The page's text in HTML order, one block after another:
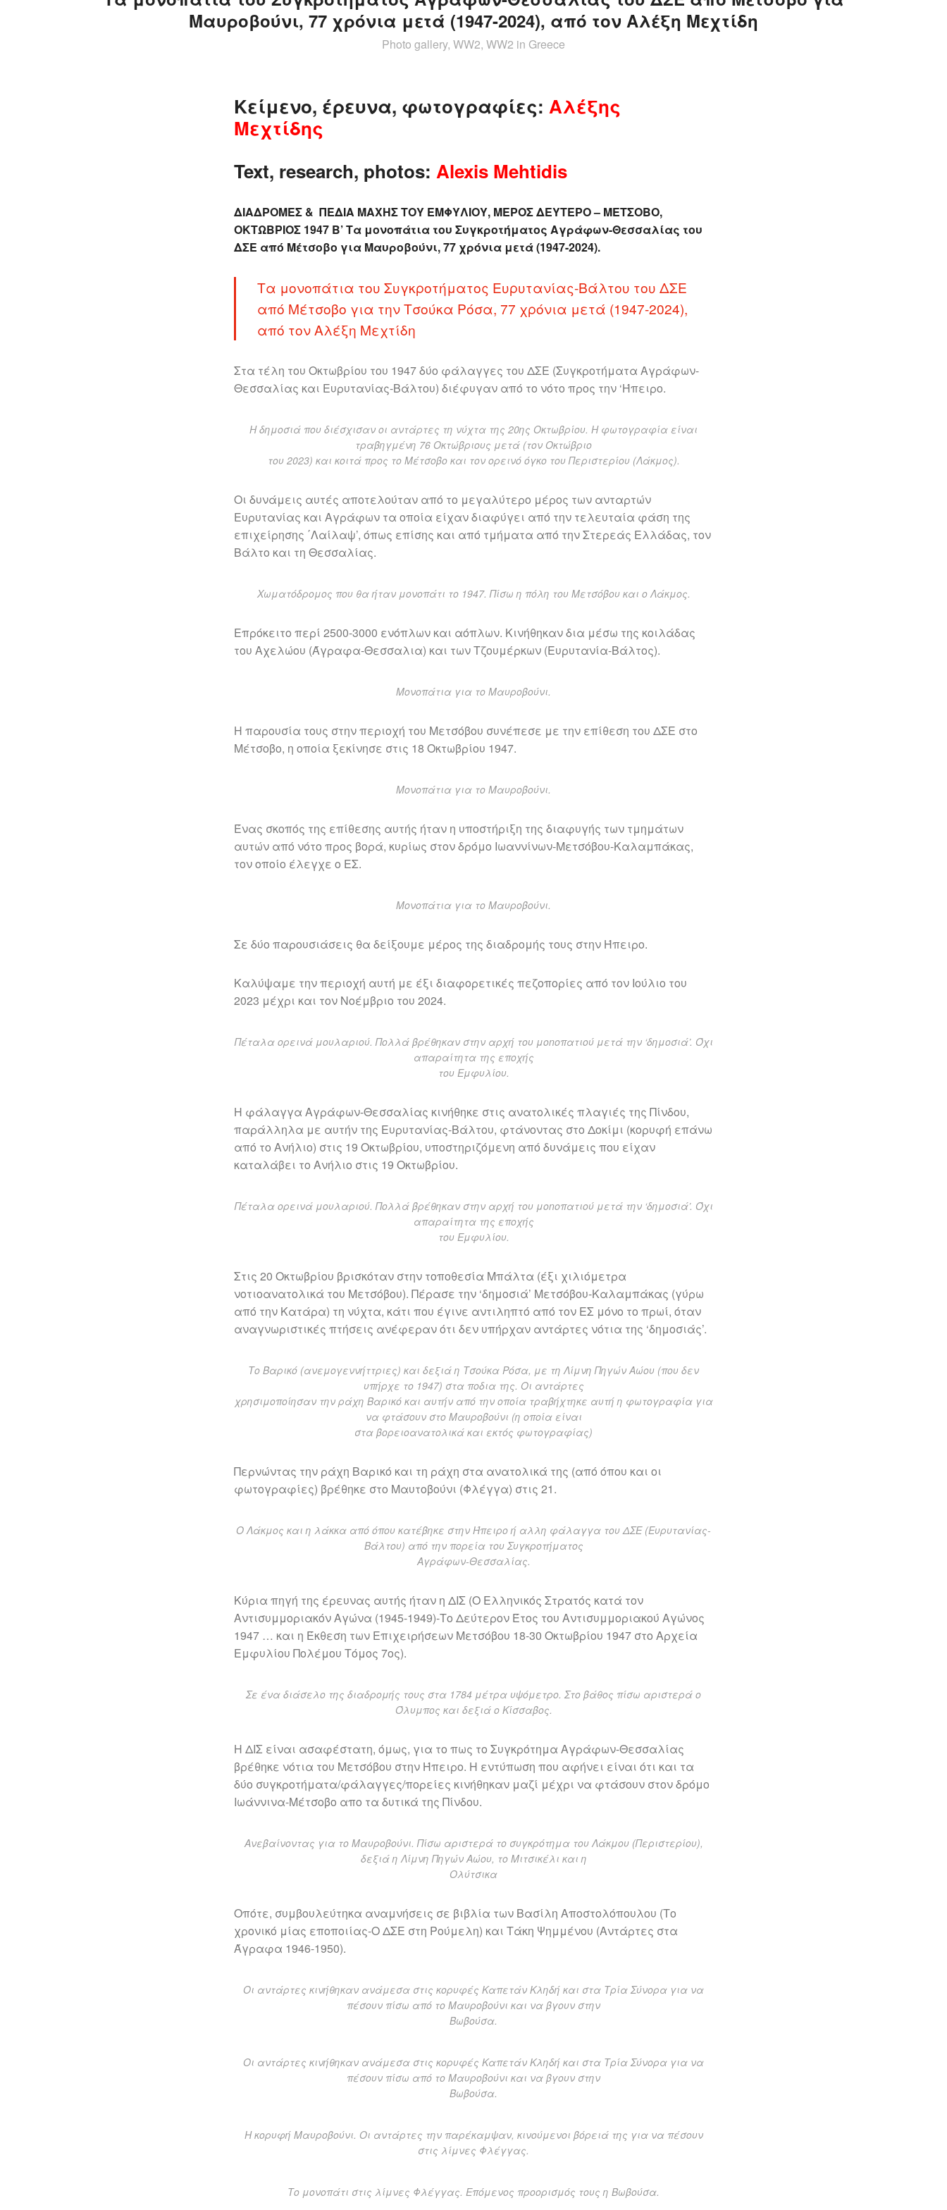
AIRCRAFT,
Μαυροβούνι, 77 χρόνια μετά (1947-2024), από τον Αλέξη Μεχτίδη
Photo gallery, WW2, WW2 in Greece
Κείμενο, έρευνα, φωτογραφίες: Αλέξης
Μεχτίδης
Text, research, photos: Alexis Mehtidis
ΔΙΑΔΡΟΜΕΣ & ΠΕΔΙΑ ΜΑΧΗΣ ΤΟΥ ΕΜΦΥΛΙΟΥ, ΜΕΡΟΣ ΔΕΥΤΕΡΟ – ΜΕΤΣΟΒΟ,
ΟΚΤΩΒΡΙΟΣ 1947 Β’ Τα μονοπάτια του Συγκροτήματος Αγράφων-Θεσσαλίας του
ΔΣΕ από Μέτσοβο για Μαυροβούνι, 77 χρόνια μετά (1947-2024).
Τα μονοπάτια του Συγκροτήματος Ευρυτανίας-Βάλτου του ΔΣΕ
από Μέτσοβο για την Τσούκα Ρόσα, 77 χρόνια μετά (1947-2024),
από τον Αλέξη Μεχτίδη
Στα τέλη του Οκτωβρίου του 1947 δύο φάλαγγες του ΔΣΕ (Συγκροτήματα Αγράφων-
Θεσσαλίας και Ευρυτανίας-Βάλτου) διέφυγαν από το νότο προς την ‘Ήπειρο.
Η δημοσιά που διέσχισαν οι αντάρτες τη νύχτα της 20ης Οκτωβρίου. Η φωτογραφία είναι
τραβηγμένη 76 Οκτώβριους μετά (τον Οκτώβριο
του 2023) και κοιτά προς το Μέτσοβο και τον ορεινό όγκο του Περιστερίου (Λάκμος).
Οι δυνάμεις αυτές αποτελούταν από το μεγαλύτερο μέρος των ανταρτών
Ευρυτανίας και Αγράφων τα οποία είχαν διαφύγει από την τελευταία φάση της
επιχείρησης ΄Λαίλαψ’, όπως επίσης και από τμήματα από την Στερεάς Ελλάδας, τον
Βάλτο και τη Θεσσαλίας.
Χωματόδρομος που θα ήταν μονοπάτι το 1947. Πίσω η πόλη του Μετσόβου και ο Λάκμος.
Επρόκειτο περί 2500-3000 ενόπλων και αόπλων. Κινήθηκαν δια μέσω της κοιλάδας
του Αχελώου (Άγραφα-Θεσσαλια) και των Τζουμέρκων (Ευρυτανία-Βάλτος).
Μονοπάτια για το Μαυροβούνι.
Η παρουσία τους στην περιοχή του Μετσόβου συνέπεσε με την επίθεση του ΔΣΕ στο
Μέτσοβο, η οποία ξεκίνησε στις 18 Οκτωβρίου 1947.
Μονοπάτια για το Μαυροβούνι.
Ένας σκοπός της επίθεσης αυτής ήταν η υποστήριξη της διαφυγής των τμημάτων
αυτών από νότο προς βορά, κυρίως στον δρόμο Ιωαννίνων-Μετσόβου-Καλαμπάκας,
τον οποίο έλεγχε ο ΕΣ.
Μονοπάτια για το Μαυροβούνι.
Σε δύο παρουσιάσεις θα δείξουμε μέρος της διαδρομής τους στην Ήπειρο.
Καλύψαμε την περιοχή αυτή με έξι διαφορετικές πεζοπορίες από τον Ιούλιο του
2023 μέχρι και τον Νοέμβριο του 2024.
Πέταλα ορεινά μουλαριού. Πολλά βρέθηκαν στην αρχή του μοnοπατιού μετά την ‘δημοσιά’. Όχι
απαραίτητα της εποχής
του Εμφυλίου.
Η φάλαγγα Αγράφων-Θεσσαλίας κινήθηκε στις ανατολικές πλαγιές της Πίνδου,
παράλληλα με αυτήν της Ευρυτανίας-Βάλτου, φτάνοντας στο Δοκίμι (κορυφή επάνω
από το Ανήλιο) στις 19 Οκτωβρίου, υποστηριζόμενη από δυνάμεις που είχαν
καταλάβει το Ανήλιο στις 19 Οκτωβρίου.
Πέταλα ορεινά μουλαριού. Πολλά βρέθηκαν στην αρχή του μοnοπατιού μετά την ‘δημοσιά’. Όχι
απαραίτητα της εποχής
του Εμφυλίου.
Στις 20 Οκτωβρίου βρισκόταν στην τοποθεσία Μπάλτα (έξι χιλιόμετρα
νοτιοανατολικά του Μετσόβου). Πέρασε την ‘δημοσιά’ Μετσόβου-Καλαμπάκας (γύρω
από την Κατάρα) τη νύχτα, κάτι που έγινε αντιληπτό από τον ΕΣ μόνο το πρωί, όταν
αναγνωριστικές πτήσεις ανέφεραν ότι δεν υπήρχαν αντάρτες νότια της ‘δημοσιάς’.
Το Βαρικό (ανεμογεννήττριες) και δεξιά η Τσούκα Ρόσα, με τη Λίμνη Πηγών Αώου (που δεν
υπήρχε το 1947) στα ποδια της. Οι αντάρτες
χρησιμοποίησαν την ράχη Βαρικό και αυτήν από την οποία τραβήχτηκε αυτή η φωτογραφία για
να φτάσουν στο Μαυροβούνι (η οποία είναι
στα βορειοανατολικά και εκτός φωτογραφίας)
Περνώντας την ράχη Βαρικό και τη ράχη στα ανατολικά της (από όπου και οι
φωτογραφίες) βρέθηκε στο Μαυτοβούνι (Φλέγγα) στις 21.
Ο Λάκμος και η λάκκα από όπου κατέβηκε στην Ήπειρο ή αλλη φάλαγγα του ΔΣΕ (Ευρυτανίας-
Βάλτου) από την πορεία του Συγκροτήματος
Αγράφων-Θεσσαλίας.
Κύρια πηγή της έρευνας αυτής ήταν η ΔΙΣ (Ο Ελληνικός Στρατός κατά τον
Αντισυμμοριακόν Αγώνα (1945-1949)-Το Δεύτερον Έτος του Αντισυμμοριακού Αγώνος
1947 … και η Έκθεση των Επιχειρήσεων Μετσόβου 18-30 Οκτωβρίου 1947 στο Αρχεία
Εμφυλίου Πολέμου Τόμος 7ος).
Σε ένα διάσελο της διαδρομής τους στα 1784 μέτρα υψόμετρο. Στο βάθος πίσω αριστερά ο
Όλυμπος και δεξιά ο Κίσσαβος.
Η ΔΙΣ είναι ασαφέστατη, όμως, για το πως το Συγκρότημα Αγράφων-Θεσσαλίας
βρέθηκε νότια του Μετσόβου στην Ήπειρο. Η εντύπωση που αφήνει είναι ότι και τα
δύο συγκροτήματα/φάλαγγες/πορείες κινήθηκαν μαζί μέχρι να φτάσουν στον δρόμο
Ιωάννινα-Μέτσοβο απο τα δυτικά της Πίνδου.
Ανεβαίνοντας για το Μαυροβούνι. Πίσω αριστερά το συγκρότημα του Λάκμου (Περιστερίου),
δεξιά η Λίμνη Πηγών Αώου, το Μιτσικέλι και η
Ολύτσικα
Οπότε, συμβουλεύτηκα αναμνήσεις σε βιβλία των Βασίλη Αποστολόπουλου (Το
χρονικό μίας εποποιίας-Ο ΔΣΕ στη Ρούμελη) και Τάκη Ψημμένου (Αντάρτες στα
Άγραφα 1946-1950).
Οι αντάρτες κινήθηκαν ανάμεσα στις κορυφές Καπετάν Κληδή και στα Τρία Σύνορα για να
πέσουν πίσω από το Μαυροβούνι και να βγουν στην
Βωβούσα.
Οι αντάρτες κινήθηκαν ανάμεσα στις κορυφές Καπετάν Κληδή και στα Τρία Σύνορα για να
πέσουν πίσω από το Μαυροβούνι και να βγουν στην
Βωβούσα.
Η κορυφή Μαυροβούνι. Οι αντάρτες την παρέκαμψαν, κινούμενοι βόρειά της για να πέσουν
στις λίμνες Φλέγγας.
Το μονοπάτι στις λίμνες Φλέγγας. Επόμενος προορισμός τους η Βωβούσα.